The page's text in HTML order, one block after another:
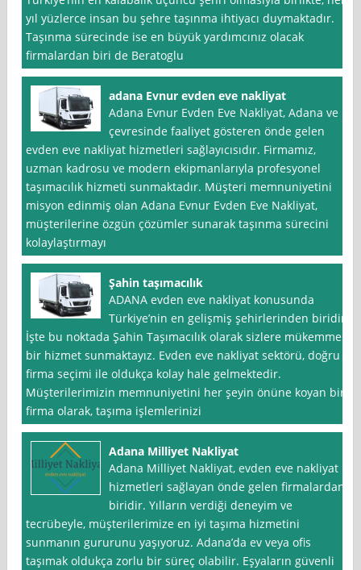
yıl yüzlerce insan bu şehre taşınma ihtiyacı duymaktadır.
Taşınma sürecinde ise en büyük yardımcınız olacak
firmalardan biri de Beratoglu
adana Evnur evden eve nakliyat
Adana Evnur Evden Eve Nakliyat, Adana ve
çevresinde faaliyet gösteren önde gelen
evden eve nakliyat hizmetleri sağlayıcısıdır. Firmamız,
uzman kadrosu ve modern ekipmanlarıyla profesyonel
taşımacılık hizmeti sunmaktadır. Müşteri memnuniyetini
misyon edinmiş olan Adana Evnur Evden Eve Nakliyat,
müşterilerine özgün çözümler sunarak taşınma sürecini
kolaylaştırmayı
Şahin taşımacılık
ADANA evden eve nakliyat konusunda
Türkiye’nin en gelişmiş şehirlerinden biridir.
İşte bu noktada Şahin Taşımacılık olarak sizlere mükemmel
bir hizmet sunmaktayız. Evden eve nakliyat sektörü, doğru
firma seçimi ile oldukça kolay hale gelmektedir.
Müşterilerimizin memnuniyetini her şeyin önüne koyan bir
firma olarak, taşıma işlemlerinizi
Adana Milliyet Nakliyat
Adana Milliyet Nakliyat, evden eve nakliyat
hizmetleri sağlayan önde gelen firmalardan
biridir. Yılların verdiği deneyim ve
tecrübeyle, müşterilerimize en iyi taşıma hizmetini
sunmanın gururunu yaşıyoruz. Adana’da ev veya ofis
taşımak oldukça zorlu bir süreç olabilir. Eşyaların güvenli